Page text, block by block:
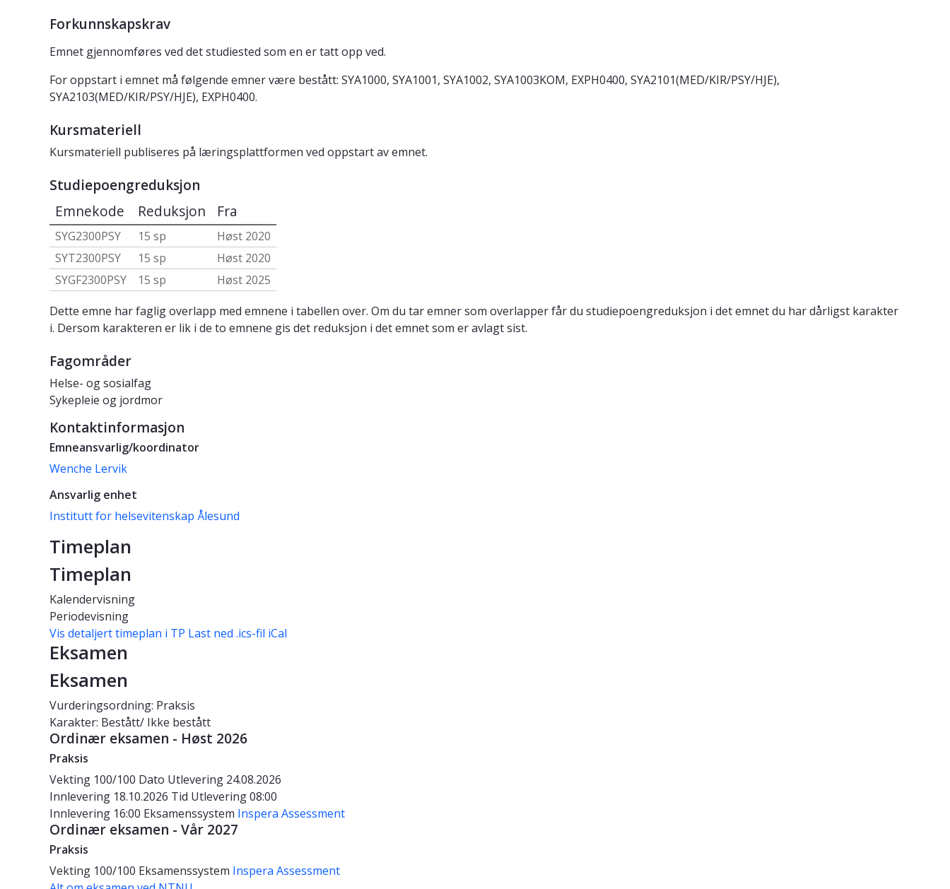
Forkunnskapskrav
Emnet gjennomføres ved det studiested som en er tatt opp ved.
For oppstart i emnet må følgende emner være bestått: SYA1000, SYA1001, SYA1002, SYA1003KOM, EXPH0400, SYA2101(MED/KIR/PSY/HJE),
SYA2103(MED/KIR/PSY/HJE), EXPH0400.
Kursmateriell
Kursmateriell publiseres på læringsplattformen ved oppstart av emnet.
Studiepoengreduksjon
Emnekode Reduksjon Fra
SYG2300PSY 15 sp
Høst 2020
SYT2300PSY
15 sp
Høst 2020
SYGF2300PSY
15 sp
Høst 2025
Dette emne har faglig overlapp med emnene i tabellen over. Om du tar emner som overlapper får du studiepoengreduksjon i det emnet du har dårligst karakter
i. Dersom karakteren er lik i de to emnene gis det reduksjon i det emnet som er avlagt sist.
Fagområder
Helse- og sosialfag
Sykepleie og jordmor
Kontaktinformasjon
Emneansvarlig/koordinator
Wenche Lervik
Ansvarlig enhet
Institutt for helsevitenskap Ålesund
Timeplan
Timeplan
Kalendervisning
Periodevisning
Vis detaljert timeplan i TP Last ned .ics-fil iCal
Eksamen
Eksamen
Vurderingsordning: Praksis
Karakter: Bestått/ Ikke bestått
Ordinær eksamen - Høst 2026
Praksis
Vekting 100/100 Dato Utlevering 24.08.2026
Innlevering 18.10.2026 Tid Utlevering 08:00
Innlevering 16:00 Eksamenssystem Inspera Assessment
Ordinær eksamen - Vår 2027
Praksis
Vekting 100/100 Eksamenssystem Inspera Assessment